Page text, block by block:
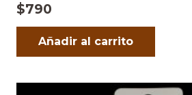
$790
Añadir al carrito